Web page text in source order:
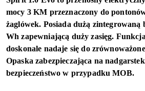
mocy 3 KM przeznaczony do
żaglówek. Posiada dużą zintegrowaną
Wh zapewniającą duży zasięg.
doskonale nadaje się do
Opaska zabezpieczająca na
bezpieczeństwo w przypadku MOB.